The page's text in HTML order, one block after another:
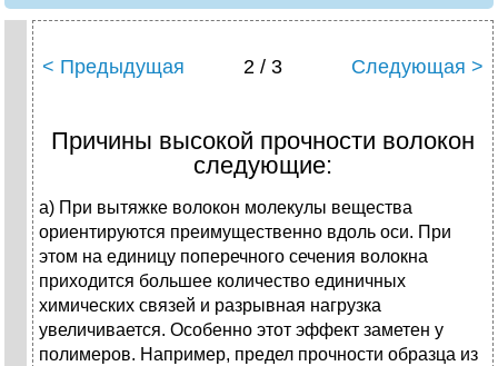
< Предыдущая 2 / 3 Следующая >
Причины высокой прочности волокон
следующие:
а) При вытяжке волокон молекулы вещества
ориентируются преимущественно вдоль оси. При
этом на единицу поперечного сечения волокна
приходится большее количество единичных
химических связей и разрывная нагрузка
увеличивается. Особенно этот эффект заметен у
полимеров. Например, предел прочности образца из